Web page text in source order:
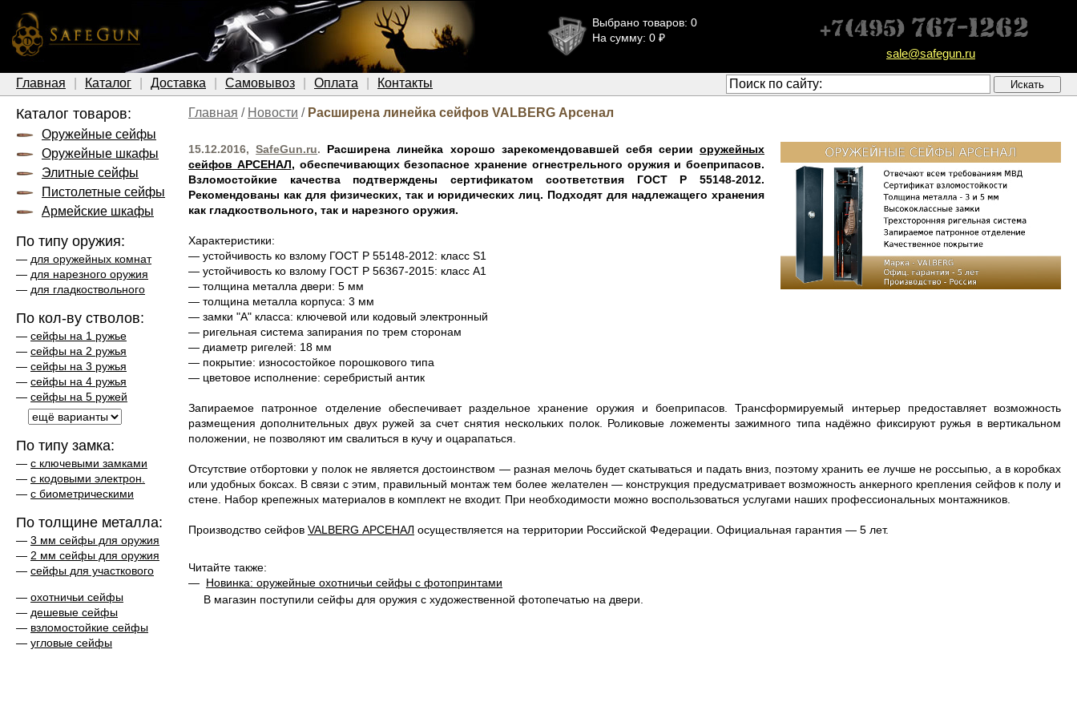
sale@safegun.ru
Выбрано товаров: 0
На сумму: 0 ₽
Главная Каталог Доставка Самовывоз Оплата Контакты
Каталог товаров:
Оружейные сейфы
Оружейные шкафы
Элитные сейфы
Пистолетные сейфы
Армейские шкафы
По типу оружия:
— для оружейных комнат
— для нарезного оружия
— для гладкоствольного
По кол-ву стволов:
— сейфы на 1 ружье
— сейфы на 2 ружья
— сейфы на 3 ружья
— сейфы на 4 ружья
— сейфы на 5 ружей
По типу замка:
— с ключевыми замками
— с кодовыми электрон.
— с биометрическими
По толщине металла:
— 3 мм сейфы для оружия
— 2 мм сейфы для оружия
— сейфы для участкового
— охотничьи сейфы
— дешевые сейфы
— взломостойкие сейфы
— угловые сейфы
Главная / Новости / Расширена линейка сейфов VALBERG Арсенал
15.12.2016,SafeGun.ru. Расширена линейка хорошо зарекомендовавшей себя серии оружейных
сейфов АРСЕНАЛ, обеспечивающих безопасное хранение огнестрельного оружия и боеприпасов.
Взломостойкие качества подтверждены сертификатом соответствия ГОСТ Р 55148-2012.
Рекомендованы как для физических, так и юридических лиц. Подходят для надлежащего хранения
как гладкоствольного, так и нарезного оружия.
Характеристики:
— устойчивость ко взлому ГОСТ Р 55148-2012: класс S1
— устойчивость ко взлому ГОСТ Р 56367-2015: класс A1
— толщина металла двери: 5 мм
— толщина металла корпуса: 3 мм
— замки "А" класса: ключевой или кодовый электронный
— ригельная система запирания по трем сторонам
— диаметр ригелей: 18 мм
— покрытие: износостойкое порошкового типа
— цветовое исполнение: серебристый антик
Запираемое патронное отделение обеспечивает раздельное хранение оружия и боеприпасов. Трансформируемый интерьер предоставляет возможность
размещения дополнительных двух ружей за счет снятия нескольких полок. Роликовые ложементы зажимного типа надёжно фиксируют ружья в вертикальном
положении, не позволяют им свалиться в кучу и оцарапаться.
Отсутствие отбортовки у полок не является достоинством — разная мелочь будет скатываться и падать вниз, поэтому хранить ее лучше не россыпью, а в коробках
или удобных боксах. В связи с этим, правильный монтаж тем более желателен — конструкция предусматривает возможность анкерного крепления сейфов к полу и
стене. Набор крепежных материалов в комплект не входит. При необходимости можно воспользоваться услугами наших профессиональных монтажников.
Производство сейфов VALBERG АРСЕНАЛ осуществляется на территории Российской Федерации. Официальная гарантия — 5 лет.
Читайте также:
— Новинка: оружейные охотничьи сейфы с фотопринтами
В магазин поступили сейфы для оружия с художественной фотопечатью на двери.